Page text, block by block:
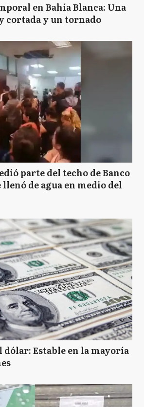
en Bahía Blanca: Una
cortada y un tornado
parte del techo de Banco
de agua en medio del
dólar: Estable en la mayoría